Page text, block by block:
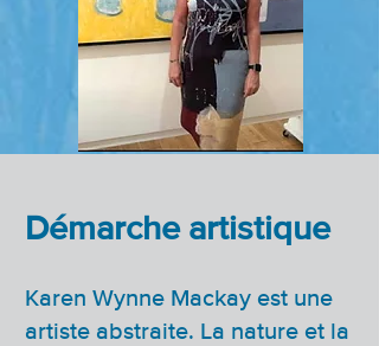
Démarche artistique
Karen Wynne Mackay est une
artiste abstraite. La nature et la